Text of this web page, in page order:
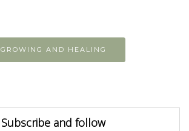
GROWING AND HEALING
Subscribe and follow